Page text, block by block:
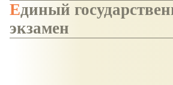
Единый государственный
экзамен